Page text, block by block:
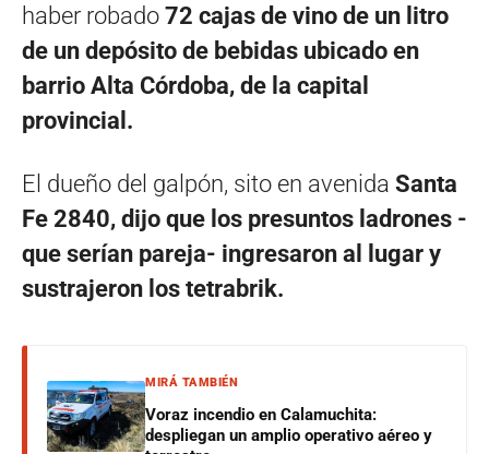
haber robado 72 cajas de vino de un litro
de un depósito de bebidas ubicado en
barrio Alta Córdoba, de la capital
provincial.
El dueño del galpón, sito en avenida Santa
Fe 2840, dijo que los presuntos ladrones -
que serían pareja- ingresaron al lugar y
sustrajeron los tetrabrik.
MIRÁ TAMBIÉN
Voraz incendio en Calamuchita:
despliegan un amplio operativo aéreo y